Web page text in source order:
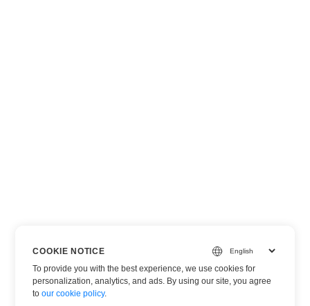
COOKIE NOTICE
To provide you with the best experience, we use cookies for
personalization, analytics, and ads. By using our site, you agree
toour cookie policy.